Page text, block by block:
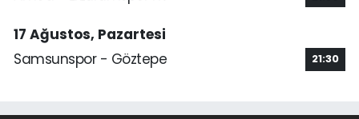
17 Ağustos, Pazartesi
Samsunspor - Göztepe
21:30